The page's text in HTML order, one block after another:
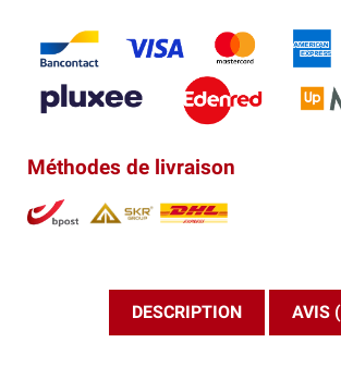
Méthodes de livraison
DESCRIPTION AVIS